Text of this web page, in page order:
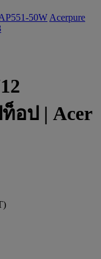
50W Acerpure
อป | Acer